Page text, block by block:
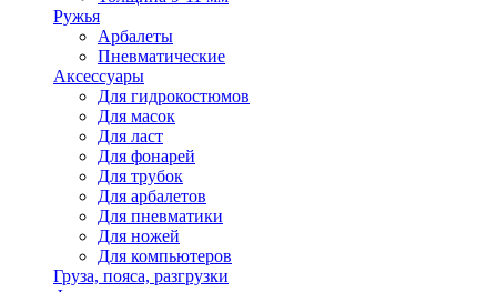
Ружья
Арбалеты
Пневматические
Аксессуары
Для гидрокостюмов
Для масок
Для ласт
Для фонарей
Для трубок
Для арбалетов
Для пневматики
Для ножей
Для компьютеров
Груза, пояса, разгрузки